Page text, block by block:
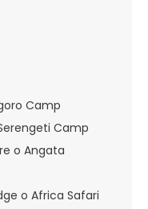
Camp
Camp
o Angata
o Africa Safari